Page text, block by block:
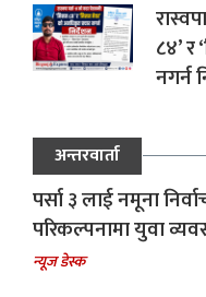
८४’
नगर्न
अन्तरवार्ता
पर्सा ३ लाई नमूना
परिकल्पनामा युवा
न्यूज डेस्क